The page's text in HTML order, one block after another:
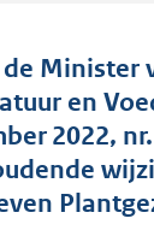
d
s
g
r
o
o
Minister
en
2022,